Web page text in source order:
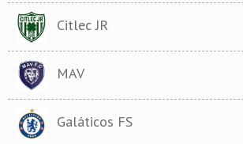
Citlec JR
MAV
Galáticos FS